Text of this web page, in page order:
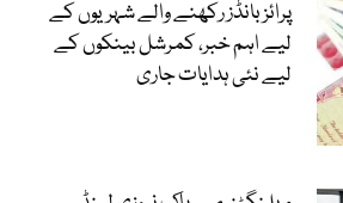
پرائز بانڈز رکھنے والے شہریوں کے
لیے اہم خبر، کمرشل بینکوں کے
لیے نئی ہدایات جاری